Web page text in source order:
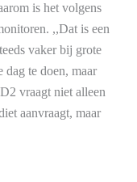
is het volgens
,,Dat is een
vaker bij grote
dag te doen, maar
vraagt niet alleen
aanvraagt, maar